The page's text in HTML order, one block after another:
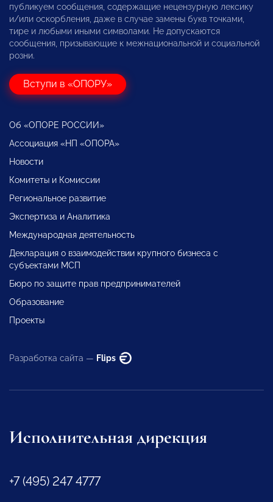
публикуем сообщения, содержащие нецензурную лексику
и/или оскорбления, даже в случае замены букв точками,
тире и любыми иными символами. Не допускаются
сообщения, призывающие к межнациональной и социальной
розни.
Вступи в «ОПОРУ»
Об «ОПОРЕ РОССИИ»
Ассоциация «НП «ОПОРА»
Новости
Комитеты и Комиссии
Региональное развитие
Экспертиза и Аналитика
Международная деятельность
Декларация о взаимодействии крупного бизнеса с
субъектами МСП
Бюро по защите прав предпринимателей
Образование
Проекты
Разработка сайта — Flips
Исполнительная дирекция
+7 (495) 247 4777